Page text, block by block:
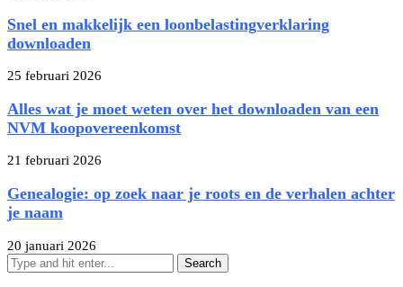
Snel en makkelijk een loonbelastingverklaring
downloaden
25 februari 2026
Alles wat je moet weten over het downloaden van een
NVM koopovereenkomst
21 februari 2026
Genealogie: op zoek naar je roots en de verhalen achter
je naam
20 januari 2026